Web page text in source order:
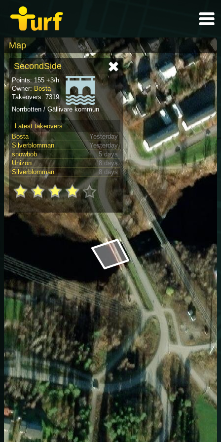
Map
SecondSide
Points: 155 +3/h
Owner:Bosta
Takeovers: 7319
Norrbotten / Gällivare kommun
Latest takeovers
Bosta
Yesterday
Silverblomman
Yesterday
snowbob
5 days
Unizon
8 days
Silverblomman
8 days